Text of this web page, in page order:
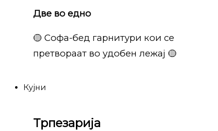
Две во едно
🟡 Софа-бед гарнитури кои се
претвораат во удобен лежај 🟡
Кујни
Трпезарија